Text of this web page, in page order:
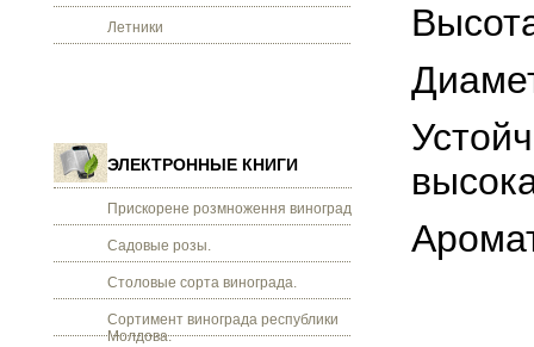
Летники
ЭЛЕКТРОННЫЕ КНИГИ
Прискорене розмноження винограду.
Садовые розы.
Столовые сорта винограда.
Сортимент винограда республики
Молдова.